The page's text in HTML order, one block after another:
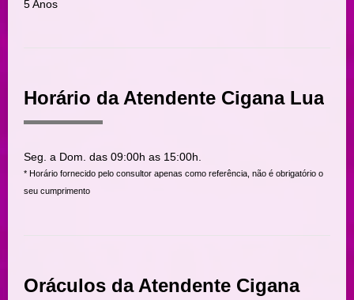
5 Anos
Horário da Atendente Cigana Lua
Seg. a Dom. das 09:00h as 15:00h.
* Horário fornecido pelo consultor apenas como referência, não é obrigatório o
seu cumprimento
Oráculos da Atendente Cigana